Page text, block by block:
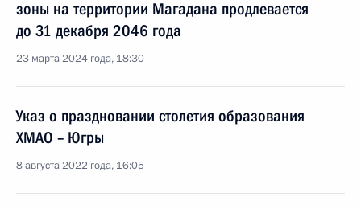
зоны на территории Магадана продлевается
до 31 декабря 2046 года
23 марта 2024 года, 18:30
Указ о праздновании столетия образования
ХМАО – Югры
8 августа 2022 года, 16:05